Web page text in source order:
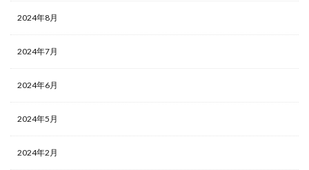
2024年8月
2024年7月
2024年6月
2024年5月
2024年2月